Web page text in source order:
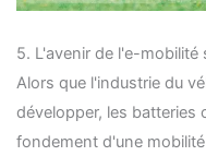
5. L'avenir de l'e-mobilité
Alors que l'industrie du
développer, les batteries
fondement d'une